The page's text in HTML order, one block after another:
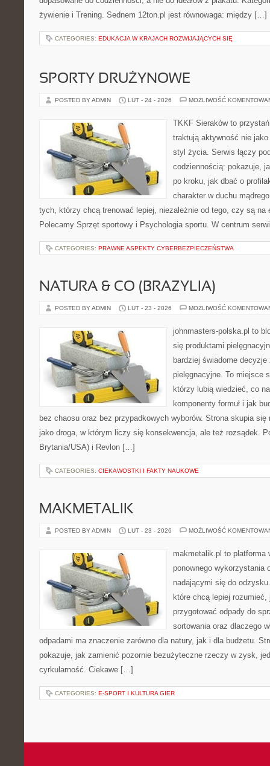
żywienie i Trening. Sednem 12ton.pl jest równowaga: między […]
CATEGORIES: EDUKACJA W KRAJACH ROZWIJAJĄCYCH SIĘ
SPORTY DRUŻYNOWE
POSTED BY ADMIN LUT - 24 - 2026 MOŻLIWOŚĆ
TKKF Sieraków to
traktują aktywność nie
styl życia. Serwis łączy
codziennością: pokazuje,
po kroku, jak dbać o
charakter w duchu
tych, którzy chcą trenować lepiej, niezależnie od tego, czy są na
Polecamy Sprzęt sportowy i Psychologia sportu. W centrum
CATEGORIES: PRAWNE ASPEKTY CYBERBEZPIECZEŃSTWA
NATURA & CO (BRAZYLIA)
POSTED BY ADMIN LUT - 23 - 2026 MOŻLIWOŚĆ
johnmasters-polska.pl to
się produktami
bardziej świadome decyzje
pielęgnacyjne. To miejsce
którzy lubią wiedzieć, co
komponenty formuł i jak
bez chaosu oraz bez przypadkowych wyborów. Strona skupia się
jako droga, w którym liczy się konsekwencja, ale też rozsądek.
Brytania/USA) i Revlon […]
CATEGORIES: CIEKAWOSTKI I FAKTY NAUKOWE
MAKMETALIK
POSTED BY ADMIN LUT - 23 - 2026 MOŻLIWOŚĆ
makmetalik.pl to platforma
ponownego wykorzystania
nadającymi się do
które chcą lepiej rozumieć,
przygotować odpady do
sortowania oraz dlaczego
odpadami ma znaczenie zarówno dla natury, jak i dla budżetu.
pokazuje, jak zamienić pozornie bezużyteczne rzeczy w zysk,
cyrkularność. Ciekawe […]
CATEGORIES: E-SPORT I KULTURA GIER